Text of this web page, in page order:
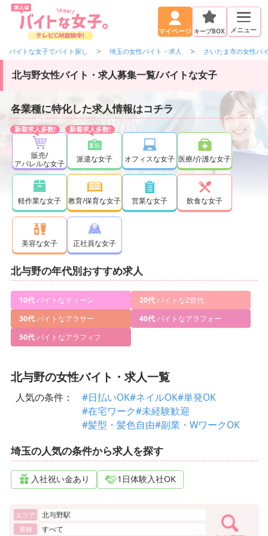
マイページ キープBOX メニュー
バイトな女子でバイト探し 埼玉の女性バイト・求人 さいたま市の女性バ
北与野女性バイト・求人募集一覧/バイトな女子
各業種に特化した求人情報はコチラ
販売/
アパレルな女子
派遣な女子 オフィスな女子 医療/介護な女子
軽作業な女子 教育/保育な女子 営業な女子 飲食な女子
美容な女子 正社員な女子
北与野の年代別おすすめ求人
10代バイトなティーン 20代バイトなZ世代
30代バイトなアラサー 40代バイトなアラフォー
50代バイトなアラフィフ
北与野の女性バイト・求人一覧
人気の条件： #日払いOK#ネイルOK#単発OK
#在宅ワーク#未経験歓迎
#髪型・髪色自由#副業・WワークOK
埼玉の人気の条件から求人を探す
入社祝い金あり 1日体験入社OK
エリア 北与野駅
業種 すべて